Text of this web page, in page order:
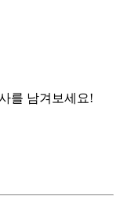
를 남겨보세요!